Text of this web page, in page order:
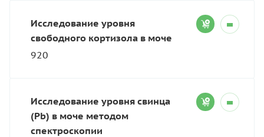
Исследование уровня
свободного кортизола в моче
920
Исследование уровня свинца
(Pb) в моче методом
спектроскопии